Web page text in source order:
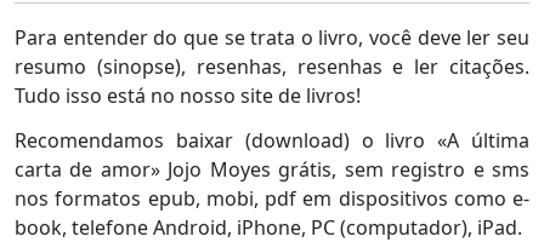
Para entender do que se trata o livro, você deve ler seu
resumo (sinopse), resenhas, resenhas e ler citações.
Tudo isso está no nosso site de livros!
Recomendamos baixar (download) o livro «A última
carta de amor» Jojo Moyes grátis, sem registro e sms
nos formatos epub, mobi, pdf em dispositivos como e-
book, telefone Android, iPhone, PC (computador), iPad.